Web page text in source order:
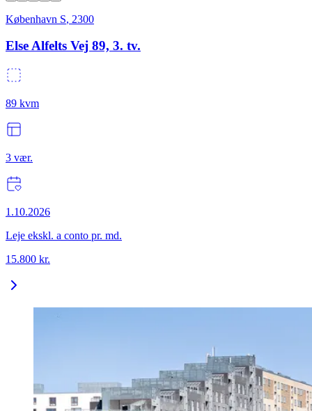
København S, 2300
Else Alfelts Vej 89, 3. tv.
89 kvm
3 vær.
1.10.2026
Leje ekskl. a conto pr. md.
15.800 kr.